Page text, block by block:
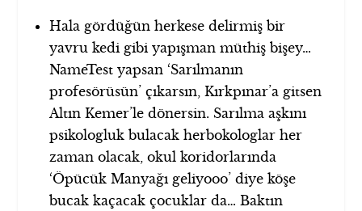
Hala gördüğün herkese delirmiş bir
yavru kedi gibi yapışman müthiş bişey…
NameTest yapsan ‘Sarılmanın
profesörüsün’ çıkarsın, Kırkpınar’a gitsen
Altın Kemer’le dönersin. Sarılma aşkını
psikologluk bulacak herbokologlar her
zaman olacak, okul koridorlarında
‘Öpücük Manyağı geliyooo’ diye köşe
bucak kaçacak çocuklar da… Baktın